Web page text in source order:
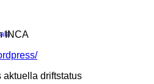
INCA
aktuella driftstatus